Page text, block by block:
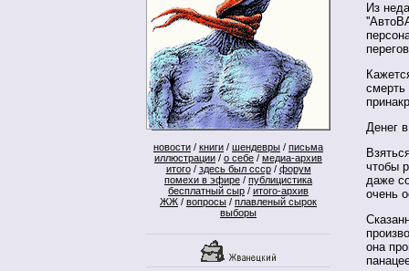
новости / книги / шендевры / письма
иллюстрации / о себе / медиа-архив
итого/ здесь был ссср/ форум
помехи в эфире / публицистика
бесплатный сыр / итого-архив
ЖЖ / вопросы / плавленый сырок
выборы
Из
Денег
чтобы
даже
очень
она